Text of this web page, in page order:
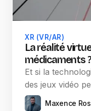
XR (VR/AR)
La réalité
médicaments ?
Et si la
des jeux vidéo
Maxence